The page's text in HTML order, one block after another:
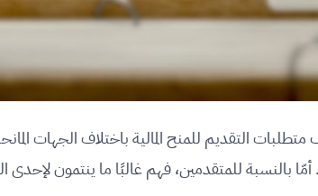
التقديم للمنح المالية باختلاف الجهات
أمّا بالنسبة للمتقدمين، فهم غالبًا ما ينتمون لإحدى